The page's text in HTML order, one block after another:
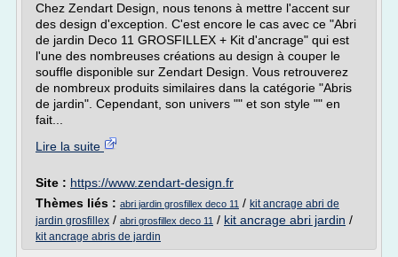
Chez Zendart Design, nous tenons à mettre l'accent sur
des design d'exception. C'est encore le cas avec ce "Abri
de jardin Deco 11 GROSFILLEX + Kit d'ancrage" qui est
l'une des nombreuses créations au design à couper le
souffle disponible sur Zendart Design. Vous retrouverez
de nombreux produits similaires dans la catégorie "Abris
de jardin". Cependant, son univers "" et son style "" en
fait...
Lire la suite
Site : https://www.zendart-design.fr
Thèmes liés : abri jardin grosfillex deco 11 / kit ancrage abri de
jardin grosfillex / abri grosfillex deco 11 / kit ancrage abri jardin /
kit ancrage abris de jardin